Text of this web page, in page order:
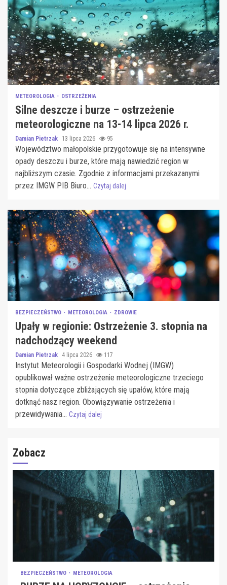
METEOROLOGIA OSTRZEŻENIA
Silne deszcze i burze – ostrzeżenie
meteorologiczne na 13-14 lipca 2026 r.
Damian Pietrzak 13 lipca 2026 95
Województwo małopolskie przygotowuje się na intensywne
opady deszczu i burze, które mają nawiedzić region w
najbliższym czasie. Zgodnie z informacjami przekazanymi
przez IMGW PIB Biuro... Czytaj dalej
BEZPIECZEŃSTWO METEOROLOGIA ZDROWIE
Upały w regionie: Ostrzeżenie 3. stopnia na
nadchodzący weekend
Damian Pietrzak 4 lipca 2026 117
Instytut Meteorologii i Gospodarki Wodnej (IMGW)
opublikował ważne ostrzeżenie meteorologiczne trzeciego
stopnia dotyczące zbliżających się upałów, które mają
dotknąć nasz region. Obowiązywanie ostrzeżenia i
przewidywania... Czytaj dalej
Zobacz
BEZPIECZEŃSTWO METEOROLOGIA